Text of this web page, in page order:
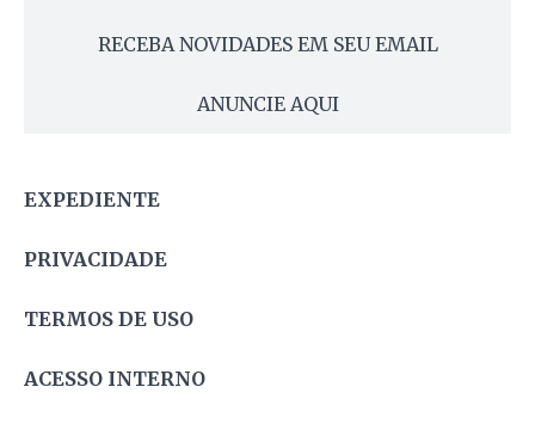
RECEBA NOVIDADES EM SEU EMAIL
ANUNCIE AQUI
EXPEDIENTE
PRIVACIDADE
TERMOS DE USO
ACESSO INTERNO